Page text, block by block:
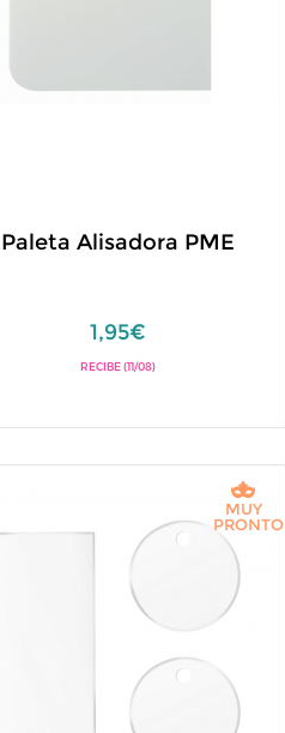
Paleta Alisadora PME
1,95€
RECIBE (11/08)
MUY
PRONTO